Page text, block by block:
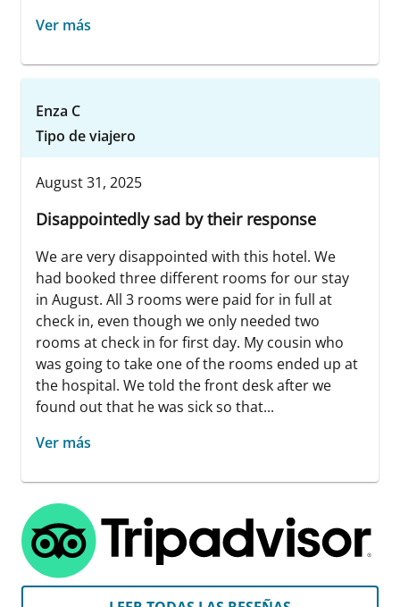
Ver más
Enza C
Tipo de viajero
August 31, 2025
Disappointedly sad by their response
We are very disappointed with this hotel. We
had booked three different rooms for our stay
in August. All 3 rooms were paid for in full at
check in, even though we only needed two
rooms at check in for first day. My cousin who
was going to take one of the rooms ended up at
the hospital. We told the front desk after we
found out that he was sick so that...
Ver más